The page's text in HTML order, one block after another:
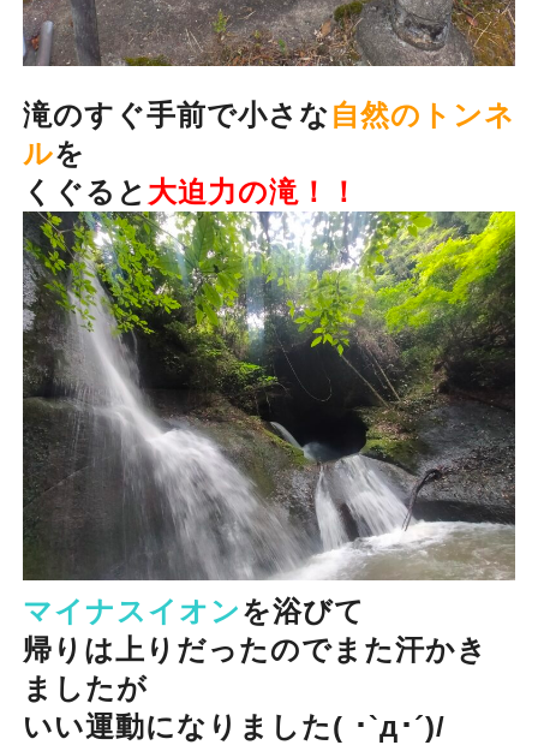
滝のすぐ手前で小さな自然のトンネ
ルを
くぐると 大迫力の滝！！
マイナスイオンを浴びて
帰りは上りだったのでまた汗かき
ましたが
いい運動になりました( ･`д･´)/